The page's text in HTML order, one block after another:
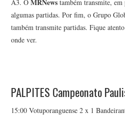
A3. OMRNews também transmite,
algumas partidas. Por fim, o Grupo
também transmite partidas. Fique
onde ver.
PALPITES Campeonato
15:00 Votuporanguense 2 x 1